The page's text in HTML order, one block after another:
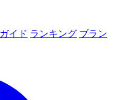
ガイド ランキング ブラン